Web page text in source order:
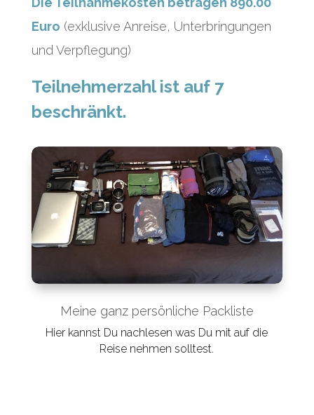
Euro (exklusive Anreise, Unterbringungen
und Verpflegung)
Teilnehmerzahl ist auf 7
beschränkt.
Meine ganz persönliche Packliste
Hier kannst Du nachlesen was Du mit auf die
Reise nehmen solltest.